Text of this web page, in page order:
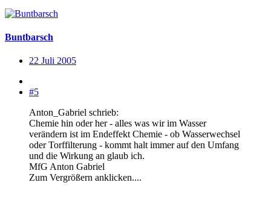
Buntbarsch
22 Juli 2005
#5
Anton_Gabriel schrieb:
Chemie hin oder her - alles was wir im Wasser
verändern ist im Endeffekt Chemie - ob Wasserwechsel
oder Torffilterung - kommt halt immer auf den Umfang
und die Wirkung an glaub ich.
MfG Anton Gabriel
Zum Vergrößern anklicken....